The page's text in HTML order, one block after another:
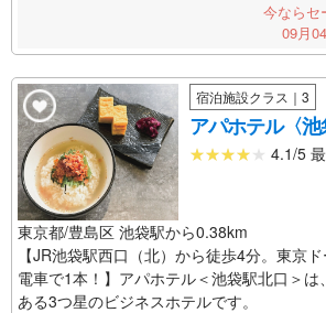
今ならセ
09月
宿泊施設クラス｜3
アパホテル〈池
4.1/5
東京都/豊島区 池袋駅から0.38km
【JR池袋駅西口（北）から徒歩4分。東京
電車で1本！】アパホテル＜池袋駅北口＞は
ある3つ星のビジネスホテルです。